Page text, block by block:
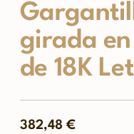
girada
de 18K
382,48 €